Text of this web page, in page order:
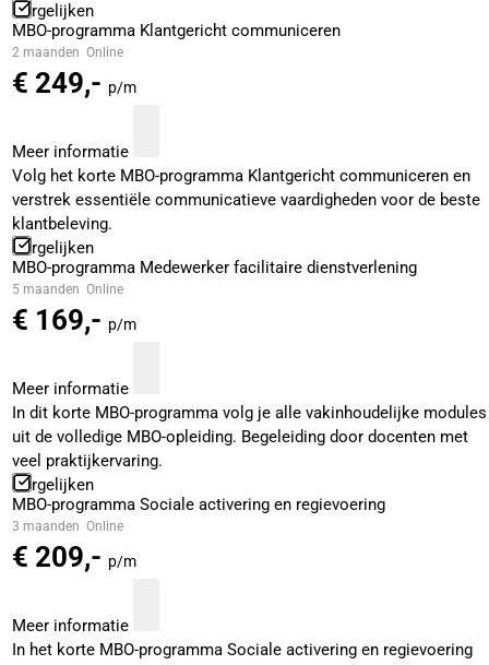
Vergelijken
MBO-programma Klantgericht communiceren
2 maanden Online
€ 249,- p/m
Meer informatie
Volg het korte MBO-programma Klantgericht communiceren en
verstrek essentiële communicatieve vaardigheden voor de beste
klantbeleving.
Vergelijken
MBO-programma Medewerker facilitaire dienstverlening
5 maanden Online
€ 169,- p/m
Meer informatie
In dit korte MBO-programma volg je alle vakinhoudelijke modules
uit de volledige MBO-opleiding. Begeleiding door docenten met
veel praktijkervaring.
Vergelijken
MBO-programma Sociale activering en regievoering
3 maanden Online
€ 209,- p/m
Meer informatie
In het korte MBO-programma Sociale activering en regievoering